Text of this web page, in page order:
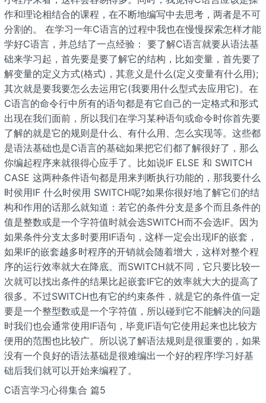
作和理论相结合的课程，在不断地编写中去思考，两者是不可
分割的。 在学习一年C语言的过程中我也在慢慢探索怎样才能
学好C语言，并总结了一点经验： 要了解C语言就要从语法基
础来学习起，首先要是要了解它的结构，比如变量，首先要了
解变量的定义方式(格式)，其意义是什么(定义变量有什么用);
其次就是要我要怎么去运用它(我要用什么型式去应用它)。在
C语言的命令行中所有的语句都是有它自己的一定格式和形式
出现在我们面前，所以我们在学习某种语句或命令时你首先要
了解的就是它的规则是什么、有什么用、怎么实现等。这些都
是语法基础也是C语言的基础如果把它们都了解很好了，那么
你编起程序来就很得心应手了。比如说IF ELSE 和 SWITCH
CASE 这两种条件语句都是用来判断执行功能的，那我要什么
时侯用IF 什么时侯用 SWITCH呢?如果你很好地了解它们的结
构和作用的话那么就知道：若它的条件分支是多个而且条件的
值是整数或是一个字符值时就会选SWITCH而不会选IF。因为
如果条件分支太多时要用IF语句，这样一定会出现IF的嵌套，
如果IF的嵌套越多时程序的开销就会随着增大，这样对整个程
序的运行效率就大在降底。而SWITCH就不同，它只要比较一
次就可以找出条件的结果比起嵌套IF它的效率就大大的提高了
很多。不过SWITCH也有它的约束条件，就是它的条件值一定
要是一个整型数或是一个字符值，所以碰到它不能解决的问题
时我们也会通常使用IF语句，毕竟IF语句它使用起来也比较方
便用的范围也比较广。所以说了解语法规则是很重要的，如果
没有一个良好的语法基础是很难编出一个好的程序!学习好基
础后我们就可以开始来编程了。
C语言学习心得集合 篇5